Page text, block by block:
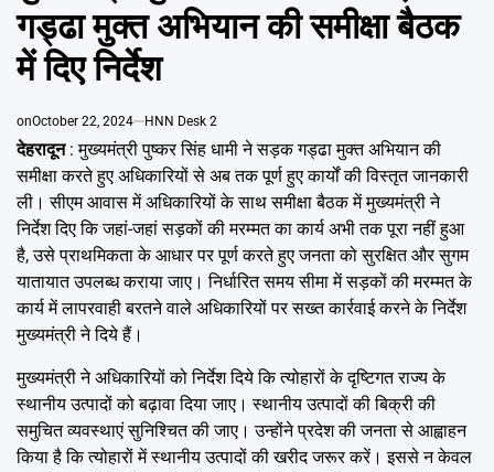
गड्ढा मुक्त अभियान की समीक्षा बैठक
में दिए निर्देश
onOctober 22, 2024 HNN Desk 2
देहरादून: मुख्यमंत्री पुष्कर सिंह धामी ने सड़क गड्ढा मुक्त अभियान की
समीक्षा करते हुए अधिकारियों से अब तक पूर्ण हुए कार्यों की विस्तृत जानकारी
ली। सीएम आवास में अधिकारियों के साथ समीक्षा बैठक में मुख्यमंत्री ने
निर्देश दिए कि जहां-जहां सड़कों की मरम्मत का कार्य अभी तक पूरा नहीं हुआ
है, उसे प्राथमिकता के आधार पर पूर्ण करते हुए जनता को सुरक्षित और सुगम
यातायात उपलब्ध कराया जाए। निर्धारित समय सीमा में सड़कों की मरम्मत के
कार्य में लापरवाही बरतने वाले अधिकारियों पर सख्त कार्रवाई करने के निर्देश
मुख्यमंत्री ने दिये हैं।
मुख्यमंत्री ने अधिकारियों को निर्देश दिये कि त्योहारों के दृष्टिगत राज्य के
स्थानीय उत्पादों को बढ़ावा दिया जाए। स्थानीय उत्पादों की बिक्री की
समुचित व्यवस्थाएं सुनिश्चित की जाए। उन्होंने प्रदेश की जनता से आह्वाहन
किया है कि त्योहारों में स्थानीय उत्पादों की खरीद जरूर करें। इससे न केवल